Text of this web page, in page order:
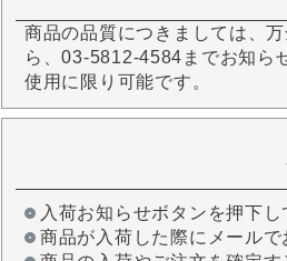
商品の品質につきましては、
ら、03-5812-4584までお知ら
使用に限り可能です。
入荷お知らせボタンを押下
商品が入荷した際にメールで